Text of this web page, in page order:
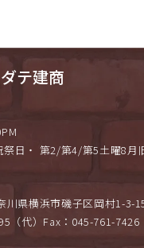
テ建商
祭日・ 第2/第4/第5土曜8月
川県横浜市磯子区岡村1-3-
（代） Fax：045-761-7426